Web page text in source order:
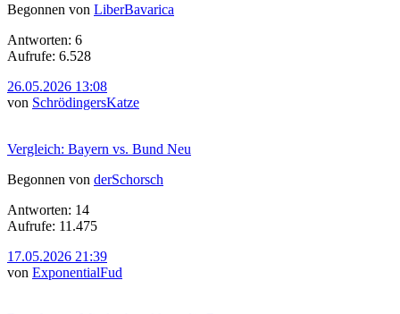
Begonnen von LiberBavarica
Antworten: 6
Aufrufe: 6.528
26.05.2026 13:08
von SchrödingersKatze
Vergleich: Bayern vs. Bund Neu
Begonnen von derSchorsch
Antworten: 14
Aufrufe: 11.475
17.05.2026 21:39
von ExponentialFud